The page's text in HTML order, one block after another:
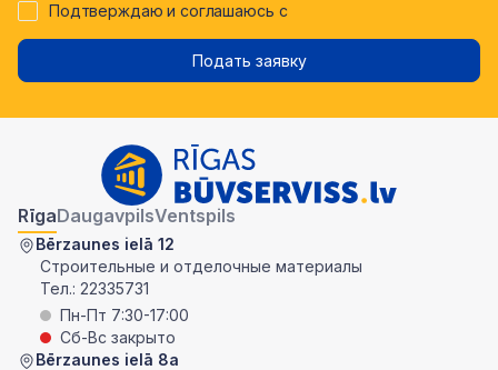
Подтверждаю и соглашаюсь с
Подать заявку
RīgaDaugavpilsVentspils
Bērzaunes ielā 12
Строительные и отделочные материалы
Тел.: 22335731
Пн-Пт 7:30-17:00
Сб-Вс закрыто
Bērzaunes ielā 8a